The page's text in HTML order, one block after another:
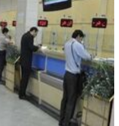
انرژی
بانک،
بورس
و
بیمه